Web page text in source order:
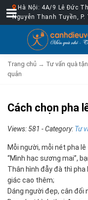
Hà Nội: 4A/9 Lê Đức
Nguyễn Thanh Tuyền, P.
Trang chủ → Tư vấn quà
quản
Cách chọn pha
Views: 581 - Category: Tư
Mỗi người, mỗi nét pha lê
“Mình hạc sương mai”,
Thân hình đẫy đà thì
giác cao thêm;
Dáng người đẹp, cân đối